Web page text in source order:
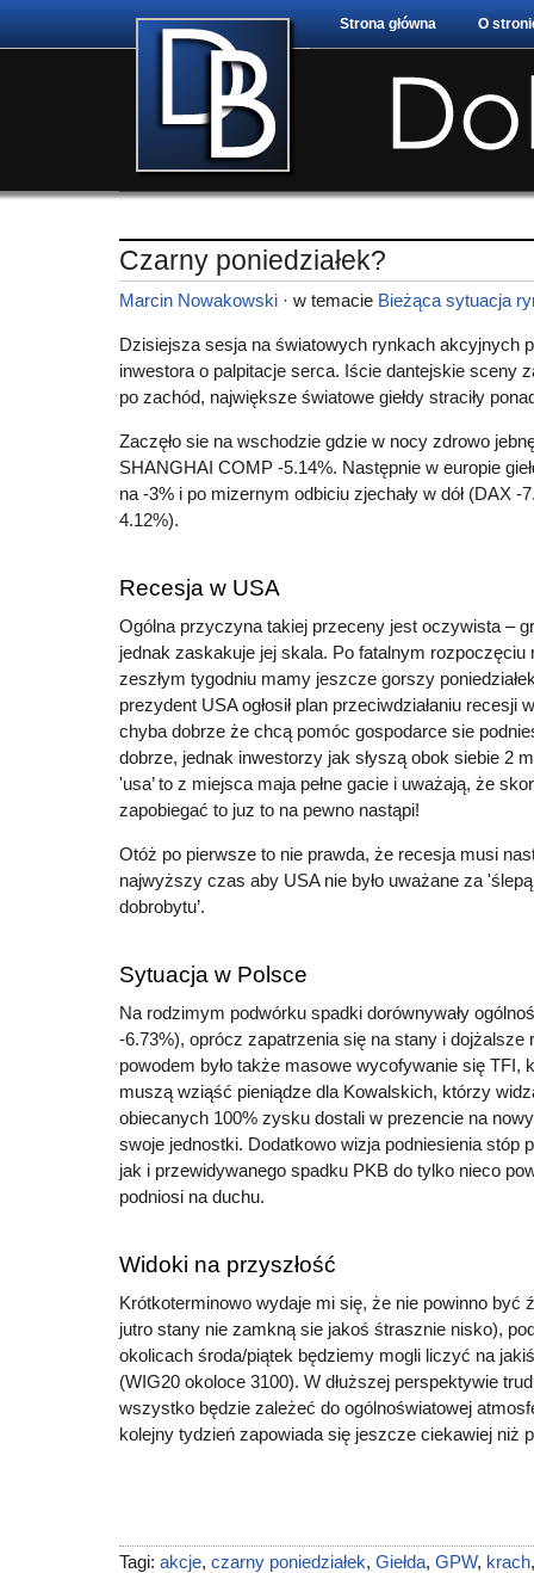
Strona główna O
Czarny poniedziałek?
Marcin Nowakowski · w temacie Bieżąca sytuacja
Dzisiejsza sesja na światowych rynkach akcyjnych
inwestora o palpitacje serca. Iście dantejskie sceny
po zachód, największe światowe giełdy straciły
Zaczęło sie na wschodzie gdzie w nocy zdrowo
SHANGHAI COMP -5.14%. Następnie w europie
na -3% i po mizernym odbiciu zjechały w dół (DAX -
4.12%).
Recesja w USA
Ogólna przyczyna takiej przeceny jest oczywista –
jednak zaskakuje jej skala. Po fatalnym rozpoczęciu
zeszłym tygodniu mamy jeszcze gorszy
prezydent USA ogłosił plan przeciwdziałaniu recesji
chyba dobrze że chcą pomóc gospodarce sie
dobrze, jednak inwestorzy jak słyszą obok siebie 2
'usa’ to z miejsca maja pełne gacie i uważają, że
zapobiegać to juz to na pewno nastąpi!
Otóż po pierwsze to nie prawda, że recesja musi
najwyższy czas aby USA nie było uważane za
dobrobytu’.
Sytuacja w Polsce
Na rodzimym podwórku spadki dorównywały
-6.73%), oprócz zapatrzenia się na stany i dojżalsze
powodem było także masowe wycofywanie się TFI,
muszą wziąść pieniądze dla Kowalskich, którzy
obiecanych 100% zysku dostali w prezencie na
swoje jednostki. Dodatkowo wizja podniesienia stóp
jak i przewidywanego spadku PKB do tylko nieco
podniosi na duchu.
Widoki na przyszłość
Krótkoterminowo wydaje mi się, że nie powinno być
jutro stany nie zamkną sie jakoś śtrasznie nisko),
okolicach środa/piątek będziemy mogli liczyć na
(WIG20 okoloce 3100). W dłuższej perspektywie
wszystko będzie zależeć do ogólnoświatowej
kolejny tydzień zapowiada się jeszcze ciekawiej niż
Tagi: akcje, czarny poniedziałek, Giełda, GPW, krach